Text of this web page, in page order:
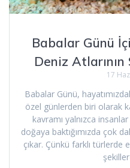
Babalar Günü
Deniz Atlarının
17
Babalar Günü,
özel günlerden biri olarak
kavramı yalnızca
doğaya baktığımızda çok
çıkar. Çünkü farklı